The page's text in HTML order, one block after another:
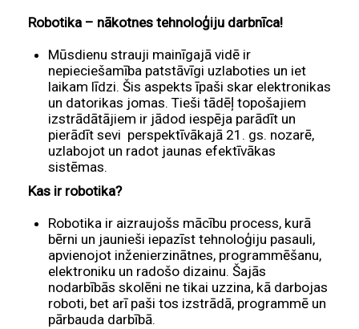
Robotika – nākotnes tehnoloģiju darbnīca!
Mūsdienu strauji mainīgajā vidē ir
nepieciešamība patstāvīgi uzlaboties un iet
laikam līdzi. Šis aspekts īpaši skar elektronikas
un datorikas jomas. Tieši tādēļ topošajiem
izstrādātājiem ir jādod iespēja parādīt un
pierādīt sevi perspektīvākajā 21. gs. nozarē,
uzlabojot un radot jaunas efektīvākas
sistēmas.
Kas ir robotika?
Robotika ir aizraujošs mācību process, kurā
bērni un jaunieši iepazīst tehnoloģiju pasauli,
apvienojot inženierzinātnes, programmēšanu,
elektroniku un radošo dizainu. Šajās
nodarbībās skolēni ne tikai uzzina, kā darbojas
roboti, bet arī paši tos izstrādā, programmē un
pārbauda darbībā.